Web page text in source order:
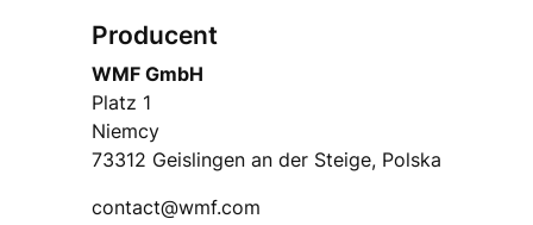
Producent
WMF GmbH
Platz 1
Niemcy
73312 Geislingen an der Steige, Polska
contact@wmf.com